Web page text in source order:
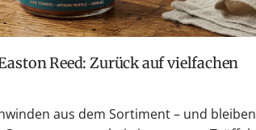
aus dem Sortiment – und bleiben